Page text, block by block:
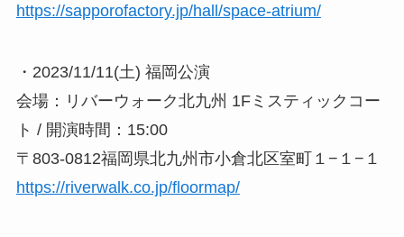
https://sapporofactory.jp/hall/space-atrium/
・2023/11/11(土) 福岡公演
会場：リバーウォーク北九州 1Fミスティックコー
ト / 開演時間：15:00
〒803-0812福岡県北九州市小倉北区室町１−１−１
https://riverwalk.co.jp/floormap/